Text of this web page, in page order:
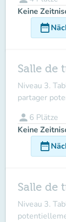
Keine
date_range
Salle de
Niveau 3.
partager
person 6 Plätze
Keine
date_range
Salle de
Niveau 3.